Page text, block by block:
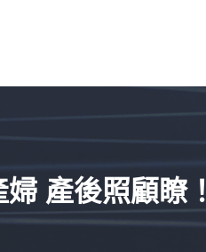
產後照顧瞭！